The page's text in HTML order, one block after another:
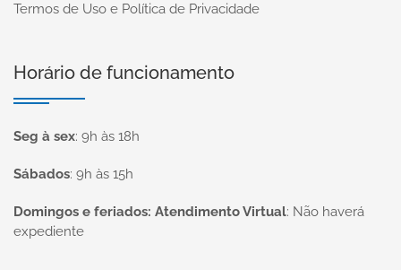
Termos de Uso e Política de Privacidade
Horário de funcionamento
Seg à sex: 9h às 18h
Sábados: 9h às 15h
Domingos e feriados: Atendimento Virtual: Não haverá
expediente